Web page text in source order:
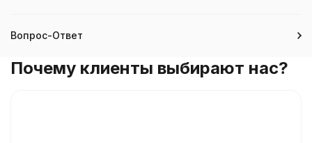
Вопрос-Ответ
Почему клиенты выбирают нас?